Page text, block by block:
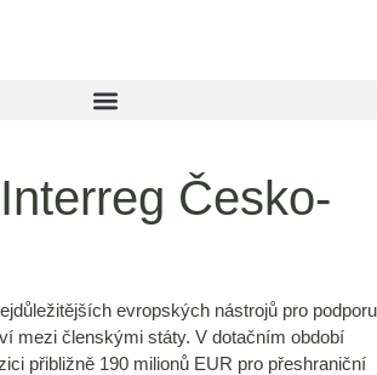
Česko-
evropských nástrojů pro podporu
mezi členskými státy. V dotačním období
přibližně 190 milionů EUR pro přeshraniční